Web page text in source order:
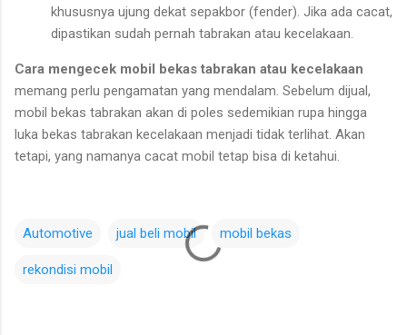
khususnya ujung dekat sepakbor (fender). Jika ada cacat,
dipastikan sudah pernah tabrakan atau kecelakaan.
Cara mengecek mobil bekas tabrakan atau kecelakaan
memang perlu pengamatan yang mendalam. Sebelum dijual,
mobil bekas tabrakan akan di poles sedemikian rupa hingga
luka bekas tabrakan kecelakaan menjadi tidak terlihat. Akan
tetapi, yang namanya cacat mobil tetap bisa di ketahui.
Automotive jual beli mobil mobil bekas
rekondisi mobil